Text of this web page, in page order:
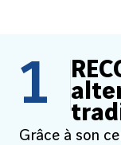
1
Grâce à son